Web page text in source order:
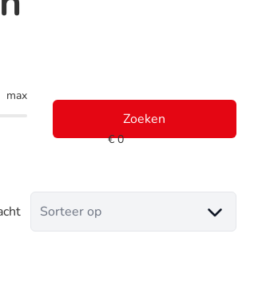
max
Zoeken
Sorteer op